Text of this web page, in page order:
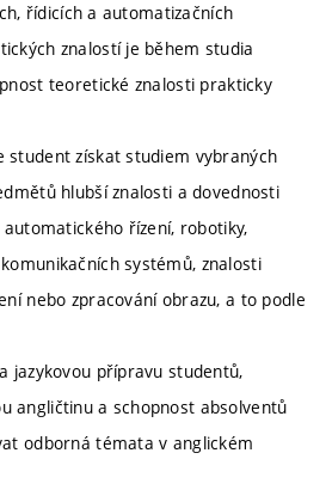
řídicích a automatizačních
znalostí je během studia
teoretické znalosti prakticky
student získat studiem vybraných
hlubší znalosti a dovednosti
řízení, robotiky,
systémů, znalosti
nebo zpracování obrazu, a to podle
jazykovou přípravu studentů,
angličtinu a schopnost absolventů
odborná témata v anglickém